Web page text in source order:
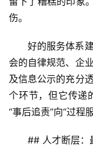
融
合
村
振
兴
伤。
好的服务体系
会的自律规范、企
及信息公示的充分
个环节，但它传递
“事后追责”向“过程
## 人才断层：